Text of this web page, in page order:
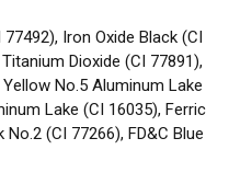
Iron Oxide Black (CI
Dioxide (CI 77891),
No.5 Aluminum Lake
Lake (CI 16035), Ferric
(CI 77266), FD&C Blue